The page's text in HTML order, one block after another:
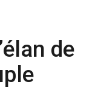
de